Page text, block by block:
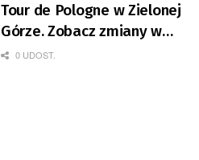
Tour de Pologne w Zielonej
Górze. Zobacz zmiany w
organizacji ruchu
0 UDOST.